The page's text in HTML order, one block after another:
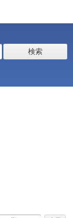
検索